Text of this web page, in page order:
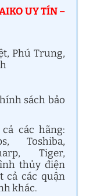
UY TÍN –
Phú Trung,
sách bảo
các hãng:
Toshiba,
Tiger,
thủy điện
cả các quận
khác.